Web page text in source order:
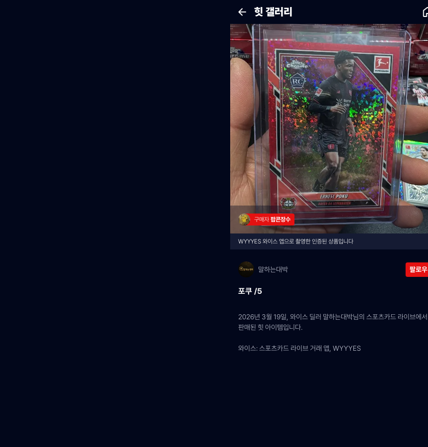
힛 갤러리
구매자 팝콘장수
WYYYES 와이스 앱으로 촬영한 인증된 상품입니다
말하는대박 팔로우
포쿠 /5
2026년 3월 19일, 와이스 딜러 말하는대박님의 스포츠카드 라이브에서
판매된 힛 아이템입니다.
와이스: 스포츠카드 라이브 거래 앱, WYYYES